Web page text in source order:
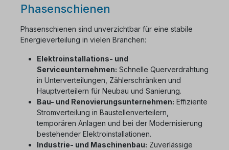
Phasenschienen
Phasenschienen sind unverzichtbar für eine stabile
Energieverteilung in vielen Branchen:
Elektroinstallations- und
Serviceunternehmen: Schnelle Querverdrahtung
in Unterverteilungen, Zählerschränken und
Hauptverteilern für Neubau und Sanierung.
Bau- und Renovierungsunternehmen: Effiziente
Stromverteilung in Baustellenverteilern,
temporären Anlagen und bei der Modernisierung
bestehender Elektroinstallationen.
Industrie- und Maschinenbau: Zuverlässige